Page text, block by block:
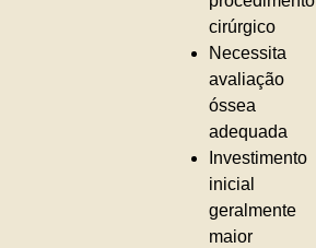
cirúrgico
Necessita
avaliação
óssea
adequada
Investimento
inicial
geralmente
maior